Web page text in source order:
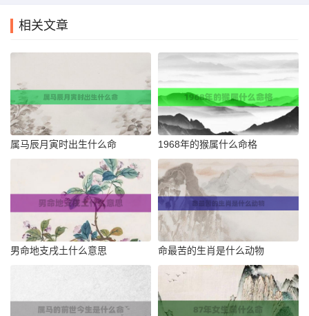
相关文章
属马辰月寅时出生什么命 1968年的猴属什么命格
男命地支戌土什么意思 命最苦的生肖是什么动物